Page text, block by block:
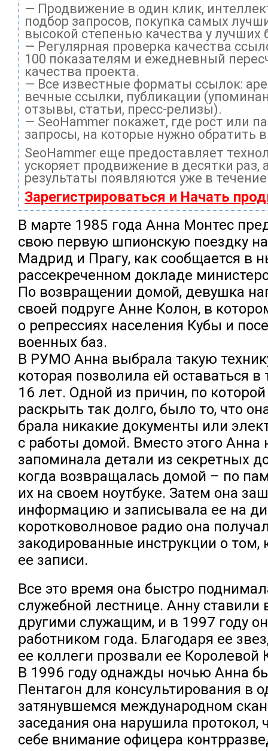
— Продвижение в один клик,
подбор запросов, покупка самых
высокой степенью качества у лучших
— Регулярная проверка качества
100 показателям и ежедневный
качества проекта.
— Все известные форматы ссылок:
вечные ссылки, публикации
отзывы, статьи, пресс-релизы).
— SeoHammer покажет, где рост или
запросы, на которые нужно обратить
SeoHammer еще предоставляет
ускоряет продвижение в десятки раз,
результаты появляются уже в
Зарегистрироваться и Начать
В марте 1985 года Анна Монтес
свою первую шпионскую поездку на
Мадрид и Прагу, как сообщается в
рассекреченном докладе
По возвращении домой, девушка
своей подруге Анне Колон, в
о репрессиях населения Кубы и
военных баз.
В РУМО Анна выбрала такую
которая позволила ей оставаться в
16 лет. Одной из причин, по
раскрыть так долго, было то, что
брала никакие документы или
с работы домой. Вместо этого Анна
запоминала детали из секретных
когда возвращалась домой – по
их на своем ноутбуке. Затем она
информацию и записывала ее на
коротковолновое радио она
закодированные инструкции о том,
ее записи.
Все это время она быстро
служебной лестнице. Анну ставили
другими служащим, и в 1997 году
работником года. Благодаря ее
ее коллеги прозвали ее Королевой
В 1996 году однажды ночью Анна
Пентагон для консультирования в
затянувшемся международном
заседания она нарушила протокол,
себе внимание офицера